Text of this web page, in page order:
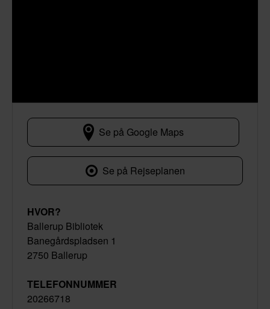
Banegårdspladsen 1
Se på Google Maps
Se på Rejseplanen
HVOR?
Ballerup Bibliotek
Banegårdspladsen 1
2750 Ballerup
TELEFONNUMMER
20266718